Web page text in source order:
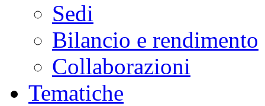
Sedi
Bilancio e rendimento
Collaborazioni
Tematiche